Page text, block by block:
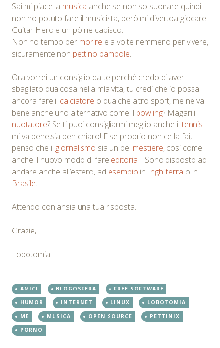
Sai mi piace la musica anche se non so suonare quindi
non ho potuto fare il musicista, però mi divertoa giocare
Guitar Hero e un pò ne capisco.
Non ho tempo per morire e a volte nemmeno per vivere,
sicuramente non pettino bambole.
Ora vorrei un consiglio da te perchè credo di aver
sbagliato qualcosa nella mia vita, tu credi che io possa
ancora fare il calciatore o qualche altro sport, me ne va
bene anche uno alternativo come il bowling? Magari il
nuotatore? Se ti puoi consigliarmi meglio anche il tennis
mi va bene,sia ben chiaro! E se proprio non ce la fai,
penso che il giornalismo sia un bel mestiere, così come
anche il nuovo modo di fare editoria. Sono disposto ad
andare anche all’estero, ad esempio in Inghilterra o in
Brasile.
Attendo con ansia una tua risposta.
Grazie,
Lobotomia
AMICI BLOGOSFERA
FREE SOFTWARE
HUMOR
INTERNET LINUX
LOBOTOMIA
ME
MUSICA OPEN SOURCE
PETTINIX
PORNO